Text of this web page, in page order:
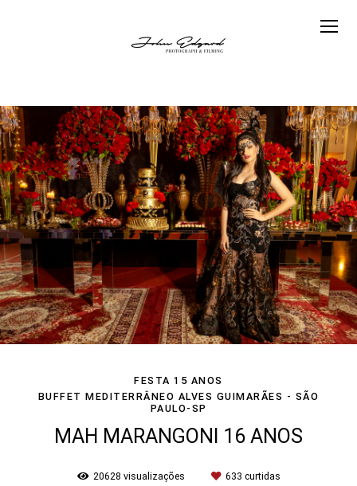
FESTA 15 ANOS
BUFFET MEDITERRÂNEO ALVES GUIMARÃES - SÃO
PAULO-SP
MAH MARANGONI 16 ANOS
20628 visualizações 633 curtidas